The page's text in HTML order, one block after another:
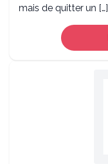
mais de quitter un […]